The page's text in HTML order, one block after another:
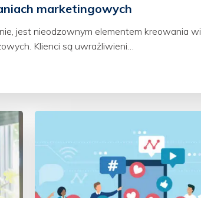
marketingowych
jest nieodzownym elementem kreowania
Klienci są uwrażliwieni…